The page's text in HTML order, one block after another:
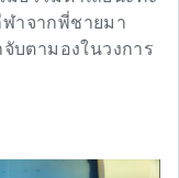
าจากพี่ชายมา
บตามองในวงการ